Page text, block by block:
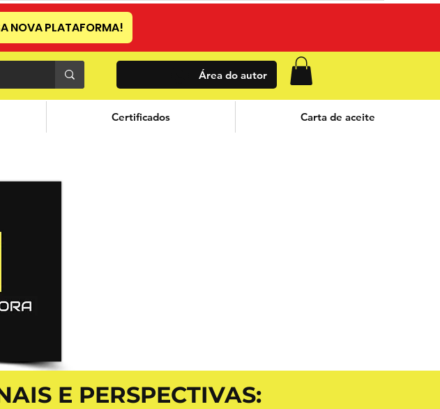
Área do autor
NOVA PLATAFORMA!
Certificados Carta de aceite
E PERSPECTIVAS: